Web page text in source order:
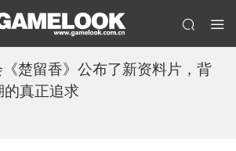
楚留香》公布了新资料片，背
的真正追求